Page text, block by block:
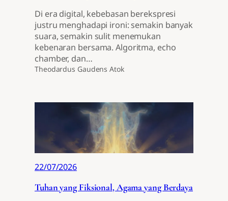
Di era digital, kebebasan berekspresi
justru menghadapi ironi: semakin banyak
suara, semakin sulit menemukan
kebenaran bersama. Algoritma, echo
chamber, dan…
Theodardus Gaudens Atok
22/07/2026
Tuhan yang Fiksional, Agama yang Berdaya